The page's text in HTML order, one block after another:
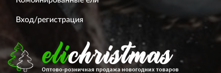
Вход/регистрация